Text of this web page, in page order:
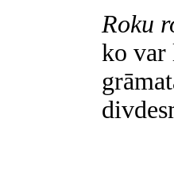
Roku
ko var